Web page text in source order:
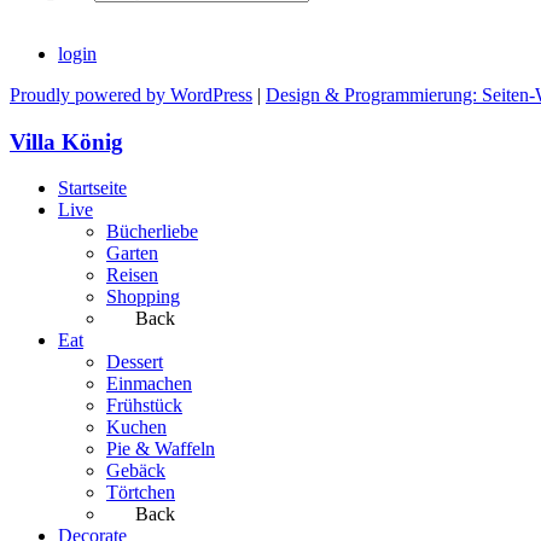
login
Proudly powered by WordPress | Design & Programmierung: Seiten-
Villa König
Startseite
Live
Bücherliebe
Garten
Reisen
Shopping
Back
Eat
Dessert
Einmachen
Frühstück
Kuchen
Pie & Waffeln
Gebäck
Törtchen
Back
Decorate